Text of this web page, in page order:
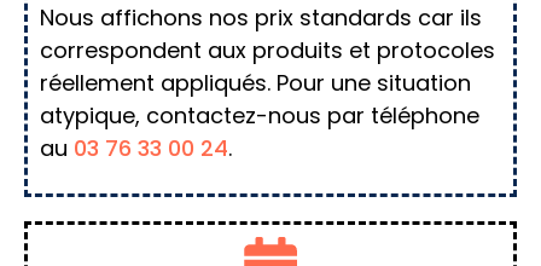
Nous affichons nos prix standards car ils
correspondent aux produits et protocoles
réellement appliqués. Pour une situation
atypique, contactez-nous par téléphone
au 03 76 33 00 24.